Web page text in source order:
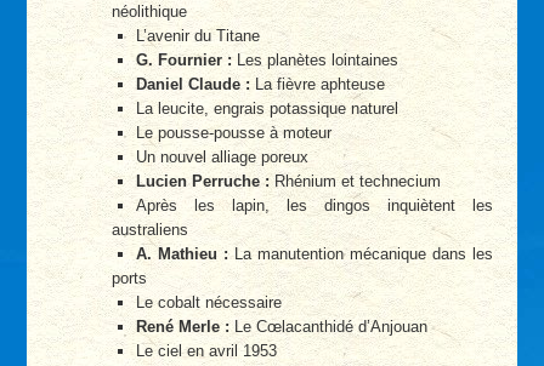
néolithique
L’avenir du Titane
G. Fournier : Les planètes lointaines
Daniel Claude : La fièvre aphteuse
La leucite, engrais potassique naturel
Le pousse-pousse à moteur
Un nouvel alliage poreux
Lucien Perruche : Rhénium et technecium
Après les lapin, les dingos inquiètent les
australiens
A. Mathieu :La manutention mécanique dans les
ports
Le cobalt nécessaire
René Merle : Le Cœlacanthidé d’Anjouan
Le ciel en avril 1953